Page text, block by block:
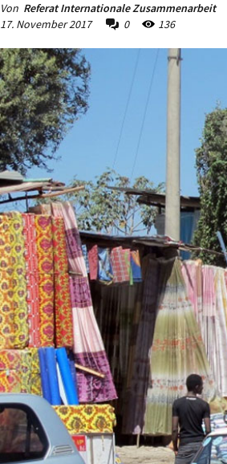
Von Referat Internationale Zusammenarbeit
17. November 2017
0 136